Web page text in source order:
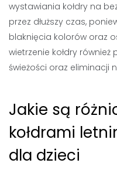
wystawiania kołdry na
przez dłuższy czas,
blaknięcia kolorów oraz
wietrzenie kołdry
świeżości oraz eliminacji
Jakie są
kołdrami
dla dzieci